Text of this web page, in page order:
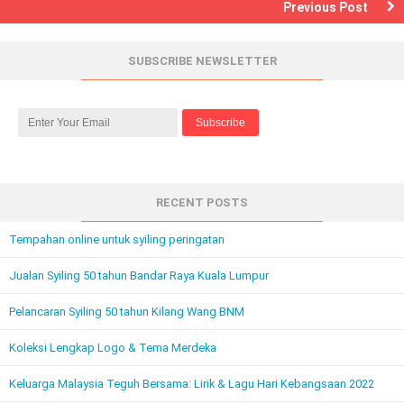
Previous Post
SUBSCRIBE NEWSLETTER
RECENT POSTS
Tempahan online untuk syiling peringatan
Jualan Syiling 50 tahun Bandar Raya Kuala Lumpur
Pelancaran Syiling 50 tahun Kilang Wang BNM
Koleksi Lengkap Logo & Tema Merdeka
Keluarga Malaysia Teguh Bersama: Lirik & Lagu Hari Kebangsaan 2022